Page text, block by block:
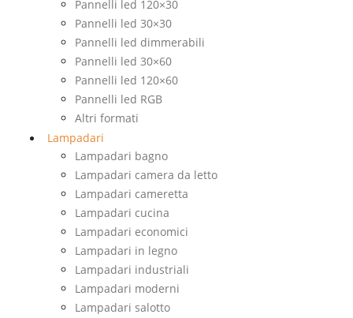
Pannelli led 120×30
Pannelli led 30×30
Pannelli led dimmerabili
Pannelli led 30×60
Pannelli led 120×60
Pannelli led RGB
Altri formati
Lampadari
Lampadari bagno
Lampadari camera da letto
Lampadari cameretta
Lampadari cucina
Lampadari economici
Lampadari in legno
Lampadari industriali
Lampadari moderni
Lampadari salotto